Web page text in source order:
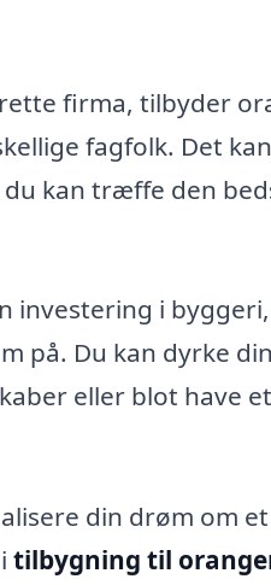
firma, tilbyder
fagfolk. Det
kan træffe den
i
på. Du kan dyrke
eller blot have
din drøm om
tilbygning til